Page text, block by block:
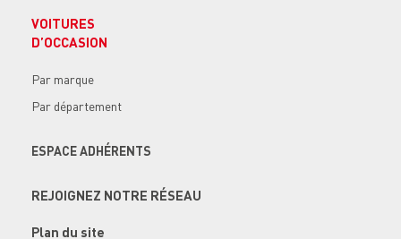
VOITURES
D’OCCASION
Par marque
Par département
ESPACE ADHÉRENTS
REJOIGNEZ NOTRE RÉSEAU
Plan du site